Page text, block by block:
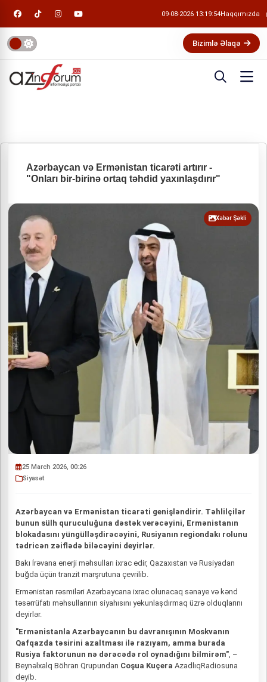
09-08-2026 13:19:55Haqqımızda
Bizimlə Əlaqə
Azərbaycan və Ermənistan ticarəti artırır -
"Onları bir-birinə ortaq təhdid yaxınlaşdırır"
Xəbər Şəkli
25 March 2026, 00:26
Siyasət
Azərbaycan və Ermənistan ticarəti genişləndirir. Təhlilçilər
bunun sülh quruculuğuna dəstək verəcəyini, Ermənistanın
blokadasını yüngülləşdirəcəyini, Rusiyanın regiondakı rolunu
tədricən zəiflədə biləcəyini deyirlər.
Bakı İrəvana enerji məhsulları ixrac edir, Qazaxıstan və Rusiyadan
buğda üçün tranzit marşrutuna çevrilib.
Ermənistan rəsmiləri Azərbaycana ixrac olunacaq sənaye və kənd
təsərrüfatı məhsullarının siyahısını yekunlaşdırmaq üzrə olduqlarını
deyirlər.
"Ermənistanla Azərbaycanın bu davranışının Moskvanın
Qafqazda təsirini azaltması ilə razıyam, amma burada
Rusiya faktorunun nə dərəcədə rol oynadığını bilmirəm", –
Beynəlxalq Böhran Qrupundan Coşua Kuçera AzadlıqRadiosuna
deyib.